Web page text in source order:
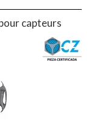
capteurs